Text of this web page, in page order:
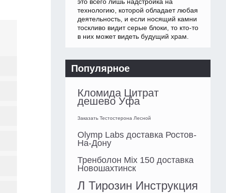
это всего лишь надстройка на
технологию, которой обладает любая
деятельность, и если носящий камни
тоскливо видит серые блоки, то кто-то
в них может видеть будущий храм.
Популярное
Кломида Цитрат
дешево Уфа
Заказать Тестостерона Лесной
Olymp Labs доставка Ростов-
На-Дону
Тренболон Mix 150 доставка
Новошахтинск
Л Тирозин Инструкция